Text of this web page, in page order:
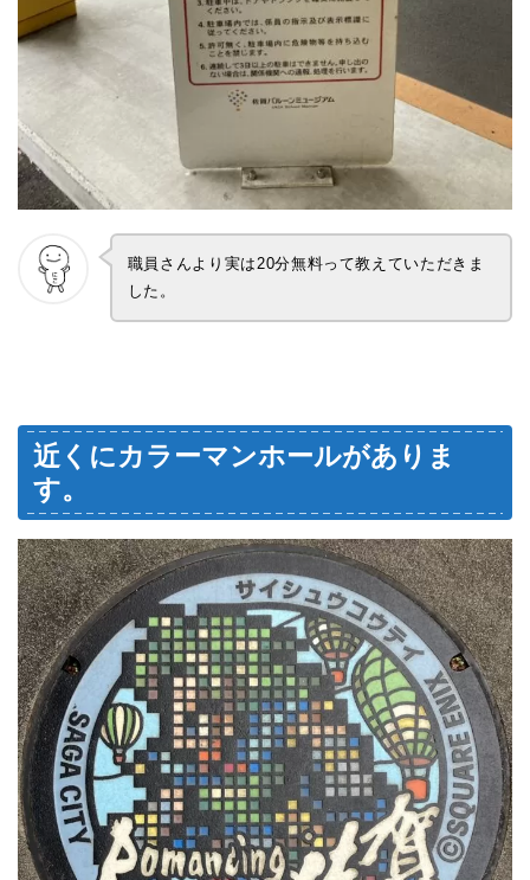
職員さんより実は20分無料って教えていただきま
した。
近くにカラーマンホールがありま
す。